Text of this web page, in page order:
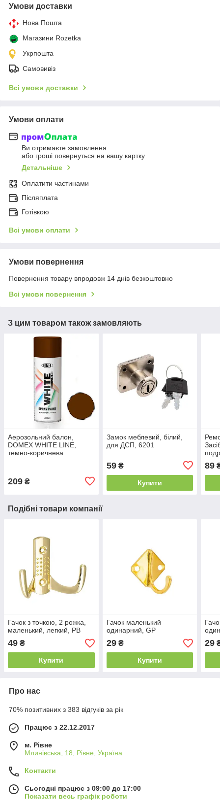
Умови доставки
Нова Пошта
Магазини Rozetka
Укрпошта
Самовивіз
Всі умови доставки
Умови оплати
Ви отримаєте замовлення
або гроші повернуться на вашу картку
Детальніше
Оплатити частинами
Післяплата
Готівкою
Всі умови оплати
Умови повернення
Повернення товару впродовж 14 днів безкоштовно
Всі умови повернення
З цим товаром також замовляють
Аерозольний балон,
DOMEX WHITE LINE,
темно-коричнева
209 ₴
Замок меблевий, білий,
для ДСП, 6201
59₴
Купити
89
Подібні товари компанії
Гачок з точкою, 2 рожка,
маленький, легкий, PB
49 ₴
Купити
Гачок маленький
одинарний, GP
29₴
Купити
29
Про нас
70% позитивних з 383 відгуків за рік
Працює з 22.12.2017
м. Рівне
Млинівська, 18, Рівне, Україна
Контакти
Сьогодні працює з 09:00 до 17:00
Показати весь графік роботи